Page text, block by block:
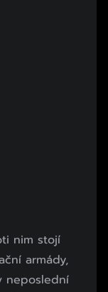
nim stojí
armády,
neposlední